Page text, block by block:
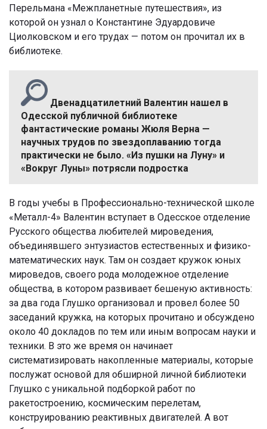
Перельмана «Межпланетные путешествия», из
которой он узнал о Константине Эдуардовиче
Циолковском и его трудах — потом он прочитал их в
библиотеке.
Двенадцатилетний Валентин нашел в
Одесской публичной библиотеке
фантастические романы Жюля Верна —
научных трудов по звездоплаванию тогда
практически не было. «Из пушки на Луну» и
«Вокруг Луны» потрясли подростка
В годы учебы в Профессионально-технической школе
«Металл-4» Валентин вступает в Одесское отделение
Русского общества любителей мироведения,
объединявшего энтузиастов естественных и физико-
математических наук. Там он создает кружок юных
мироведов, своего рода молодежное отделение
общества, в котором развивает бешеную активность:
за два года Глушко организовал и провел более 50
заседаний кружка, на которых прочитано и обсуждено
около 40 докладов по тем или иным вопросам науки и
техники. В это же время он начинает
систематизировать накопленные материалы, которые
послужат основой для обширной личной библиотеки
Глушко с уникальной подборкой работ по
ракетостроению, космическим перелетам,
конструированию реактивных двигателей. А вот